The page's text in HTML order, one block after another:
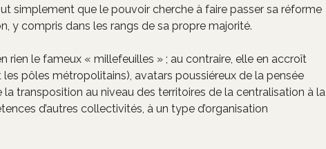
simplement que le pouvoir cherche à faire passer sa réforme
y compris dans les rangs de sa propre majorité.
rien le fameux « millefeuilles » ; au contraire, elle en accroît
pôles métropolitains), avatars poussiéreux de la pensée
transposition au niveau des territoires de la centralisation à la
d’autres collectivités, à un type d’organisation